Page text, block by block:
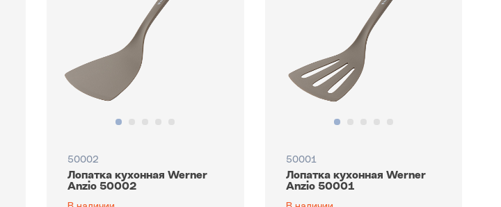
50002
Лопатка кухонная Werner
Anzio 50002
50001
Лопатка кухонная Werner
Anzio 50001